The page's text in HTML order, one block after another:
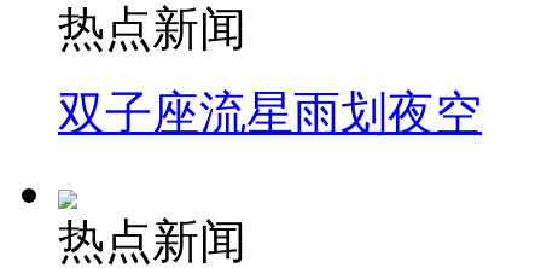
热点新闻
双子座流星雨划夜空
热点新闻